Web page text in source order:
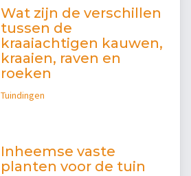
Wat zijn de verschillen
tussen de
kraaiachtigen kauwen,
kraaien, raven en
roeken
Tuindingen
Inheemse vaste
planten voor de tuin